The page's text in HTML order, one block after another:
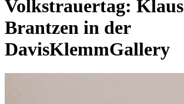
Volkstrauertag: Klaus
Brantzen in der
DavisKlemmGallery